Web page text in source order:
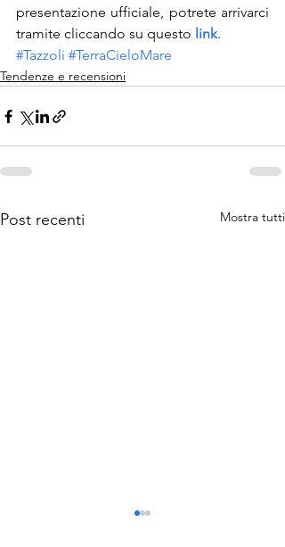
presentazione ufficiale, potrete arrivarci
tramite cliccando su questo link.
#Tazzoli #TerraCieloMare
Tendenze e recensioni
Post recenti Mostra tutti